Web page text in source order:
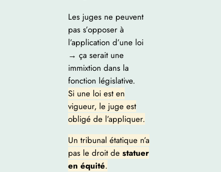
Les juges ne peuvent
pas s’opposer à
l’application d’une loi
→ ça serait une
immixtion dans la
fonction législative.
Si une loi est en
vigueur, le juge est
obligé de l’appliquer.
Un tribunal étatique n’a
pas le droit de statuer
en équité.